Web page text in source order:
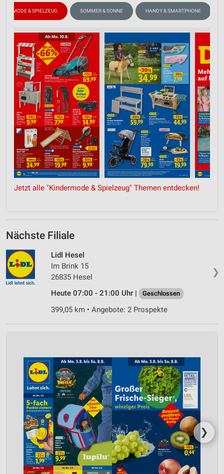
& SPIELZEUG SOMMER & SONNE HANDY & SMARTPHONE
Jetzt alle "Kindermode & Spielzeug" Themen entdecken!
Nächste Filiale
❯
Lidl Hesel
Im Brink 15
26835 Hesel
Heute 07:00 - 21:00 Uhr |
Geschlossen
399,05 km • Angebote: 2 Prospekte
❯